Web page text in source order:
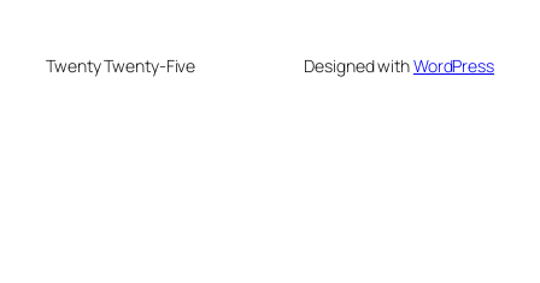
Twenty Twenty-Five Designed withWordPress